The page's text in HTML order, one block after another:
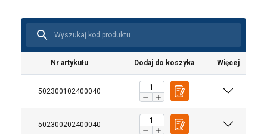
Nr artykułu Dodaj do koszyka Więcej
502300102400040
502300202400040
User Manuals